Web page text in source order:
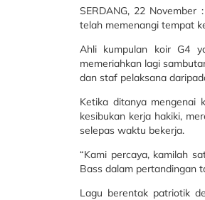
SERDANG, 22 November
telah memenangi tempat
Ahli kumpulan koir G4
memeriahkan lagi
dan staf pelaksana
Ketika ditanya mengenai
kesibukan kerja hakiki,
selepas waktu bekerja.
“Kami percaya, kamilah
Bass dalam pertandingan
Lagu berentak patriotik